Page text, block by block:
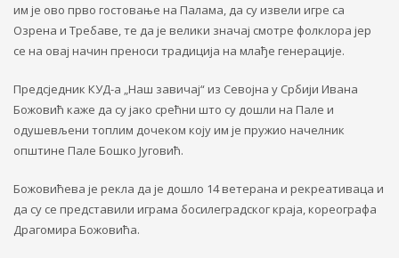
им је ово прво гостовање на Палама, да су извели игре са
Озрена и Требаве, те да је велики значај смотре фолклора јер
се на овај начин преноси традиција на млађе генерације.
Предсједник КУД-а „Наш завичај“ из Севојна у Србији Ивана
Божовић каже да су јако срећни што су дошли на Пале и
одушевљени топлим дочеком коју им је пружио начелник
општине Пале Бошко Југовић.
Божовићева је рекла да је дошло 14 ветерана и рекреативаца и
да су се представили играма босилеградског краја, кореографа
Драгомира Божовића.